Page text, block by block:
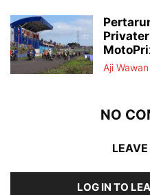
Aji Wawan
NO
LOG IN TO